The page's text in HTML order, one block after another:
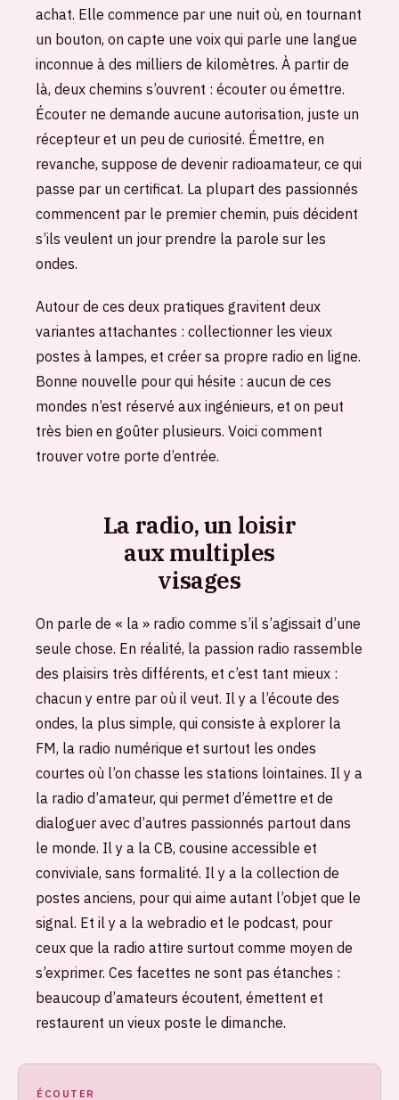
achat. Elle commence par une nuit où, en tournant
un bouton, on capte une voix qui parle une langue
inconnue à des milliers de kilomètres. À partir de
là, deux chemins s’ouvrent : écouter ou émettre.
Écouter ne demande aucune autorisation, juste un
récepteur et un peu de curiosité. Émettre, en
revanche, suppose de devenir radioamateur, ce qui
passe par un certificat. La plupart des passionnés
commencent par le premier chemin, puis décident
s’ils veulent un jour prendre la parole sur les
ondes.
Autour de ces deux pratiques gravitent deux
variantes attachantes : collectionner les vieux
postes à lampes, et créer sa propre radio en ligne.
Bonne nouvelle pour qui hésite : aucun de ces
mondes n’est réservé aux ingénieurs, et on peut
très bien en goûter plusieurs. Voici comment
trouver votre porte d’entrée.
La radio, un loisir
aux multiples
visages
On parle de « la » radio comme s’il s’agissait d’une
seule chose. En réalité, la passion radio rassemble
des plaisirs très différents, et c’est tant mieux :
chacun y entre par où il veut. Il y a l’écoute des
ondes, la plus simple, qui consiste à explorer la
FM, la radio numérique et surtout les ondes
courtes où l’on chasse les stations lointaines. Il y a
la radio d’amateur, qui permet d’émettre et de
dialoguer avec d’autres passionnés partout dans
le monde. Il y a la CB, cousine accessible et
conviviale, sans formalité. Il y a la collection de
postes anciens, pour qui aime autant l’objet que le
signal. Et il y a la webradio et le podcast, pour
ceux que la radio attire surtout comme moyen de
s’exprimer. Ces facettes ne sont pas étanches :
beaucoup d’amateurs écoutent, émettent et
restaurent un vieux poste le dimanche.
ÉCOUTER